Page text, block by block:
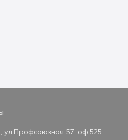
ул.Профсоюзная 57, оф.525